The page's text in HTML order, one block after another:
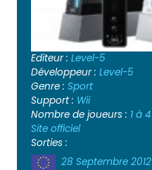
Editeur : Level-5
Développeur : Level-5
Genre : Sport
Support : Wii
Nombre de joueurs : 1 à 4
Site officiel
Sorties :
28 Septembre 2012